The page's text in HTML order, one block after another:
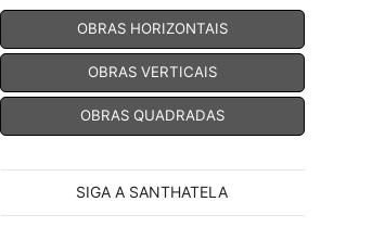
OBRAS HORIZONTAIS
OBRAS VERTICAIS
OBRAS QUADRADAS
SIGA A SANTHATELA